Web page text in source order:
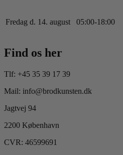
Fredag d. 14. august 05:00-18:00
Find os her
Tlf: +45 35 39 17 39
Mail: info@brodkunsten.dk
Jagtvej 94
2200 København
CVR: 46599691